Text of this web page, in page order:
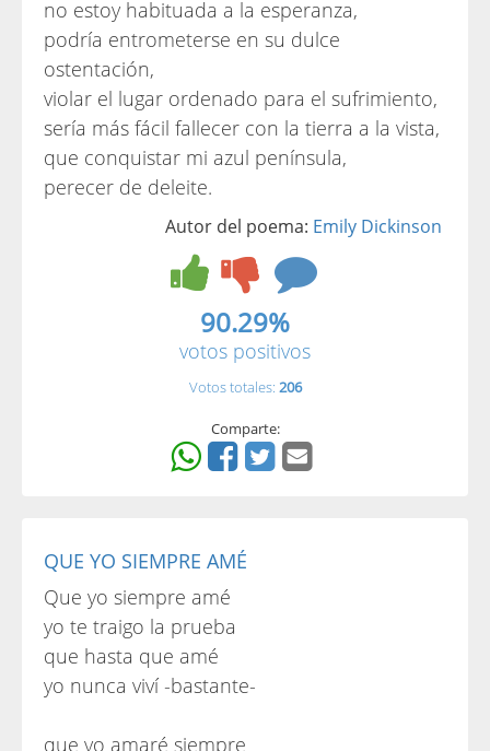
no estoy habituada a la esperanza,
podría entrometerse en su dulce
ostentación,
violar el lugar ordenado para el sufrimiento,
sería más fácil fallecer con la tierra a la vista,
que conquistar mi azul península,
perecer de deleite.
Autor del poema: Emily Dickinson
90.29%
votos positivos
Votos totales: 206
Comparte:
QUE YO SIEMPRE AMÉ
Que yo siempre amé
yo te traigo la prueba
que hasta que amé
yo nunca viví -bastante-
que yo amaré siempre